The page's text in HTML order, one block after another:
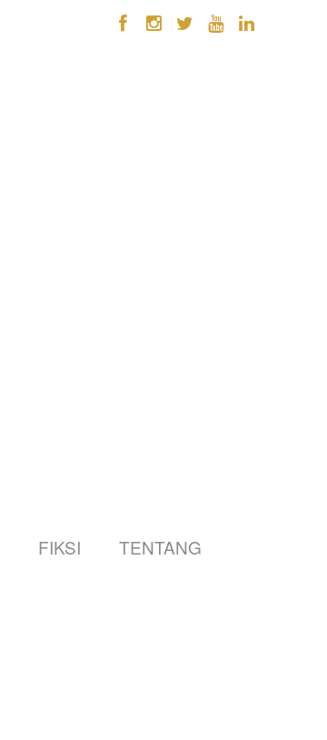
FIKSI
TENTANG